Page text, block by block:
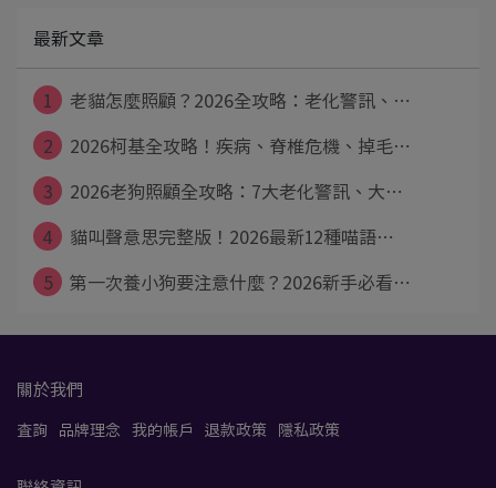
最新文章
1
老貓怎麼照顧？2026全攻略：老化警訊、⋯
2
2026柯基全攻略！疾病、脊椎危機、掉毛⋯
3
2026老狗照顧全攻略：7大老化警訊、大⋯
4
貓叫聲意思完整版！2026最新12種喵語⋯
5
第一次養小狗要注意什麼？2026新手必看⋯
關於我們
查詢 品牌理念 我的帳戶 退款政策 隱私政策